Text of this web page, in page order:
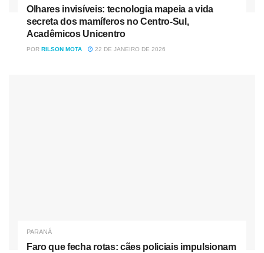
Olhares invisíveis: tecnologia mapeia a vida
secreta dos mamíferos no Centro-Sul,
Acadêmicos Unicentro
POR RILSON MOTA 22 DE JANEIRO DE 2026
PARANÁ
Faro que fecha rotas: cães policiais impulsionam